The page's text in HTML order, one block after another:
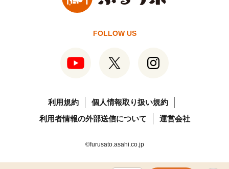
FOLLOW US
利用規約
個人情報取り扱い規約
利用者情報の外部送信について
運営会社
©furusato.asahi.co.jp